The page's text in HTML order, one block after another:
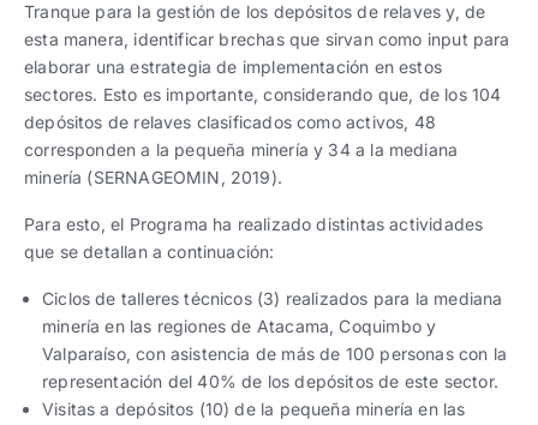
Tranque para la gestión de los depósitos de relaves y, de
esta manera, identificar brechas que sirvan como input para
elaborar una estrategia de implementación en estos
sectores. Esto es importante, considerando que, de los 104
depósitos de relaves clasificados como activos, 48
corresponden a la pequeña minería y 34 a la mediana
minería (SERNAGEOMIN, 2019).
Para esto, el Programa ha realizado distintas actividades
que se detallan a continuación:
Ciclos de talleres técnicos (3) realizados para la mediana
minería en las regiones de Atacama, Coquimbo y
Valparaíso, con asistencia de más de 100 personas con la
representación del 40% de los depósitos de este sector.
Visitas a depósitos (10) de la pequeña minería en las